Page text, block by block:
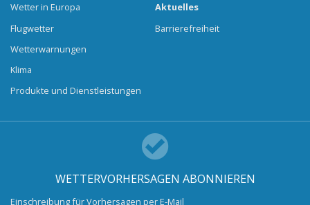
Wetter in Europa
Flugwetter
Wetterwarnungen
Klima
Produkte und Dienstleistungen
Aktuelles
Barrierefreiheit
WETTERVORHERSAGEN ABONNIEREN
Einschreibung für Vorhersagen per E-Mail